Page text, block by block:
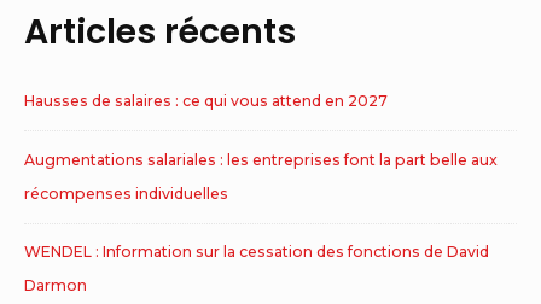
Articles récents
Hausses de salaires : ce qui vous attend en 2027
Augmentations salariales : les entreprises font la part belle aux
récompenses individuelles
WENDEL : Information sur la cessation des fonctions de David
Darmon